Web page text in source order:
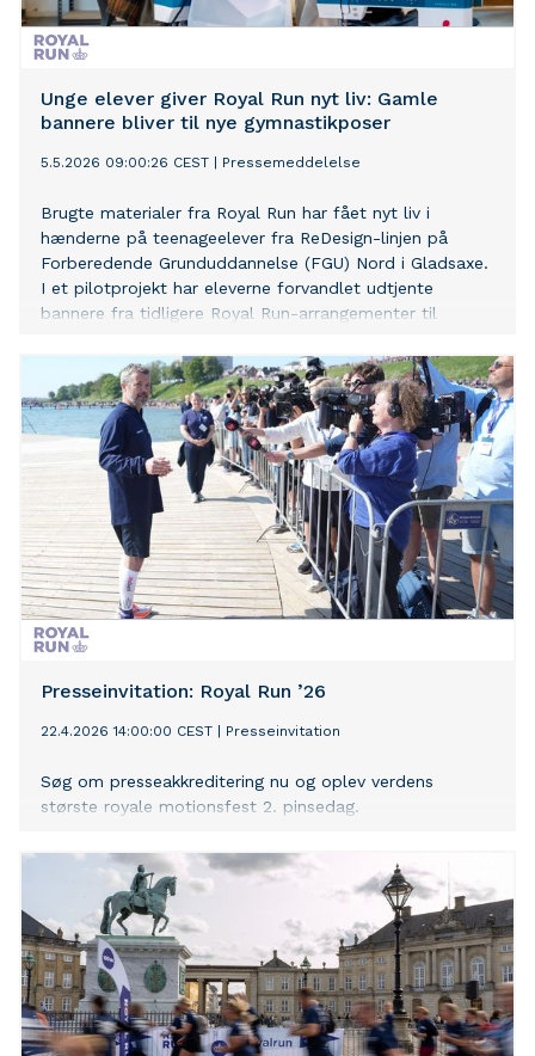
Unge elever giver Royal Run nyt liv: Gamle
bannere bliver til nye gymnastikposer
5.5.2026 09:00:26 CEST Pressemeddelelse
Brugte materialer fra Royal Run har fået nyt liv i
hænderne på teenageelever fra ReDesign-linjen på
Forberedende Grunduddannelse (FGU) Nord i Gladsaxe.
I et pilotprojekt har eleverne forvandlet udtjente
bannere fra tidligere Royal Run-arrangementer til
Presseinvitation: Royal Run ’26
22.4.2026 14:00:00 CEST Presseinvitation
Søg om presseakkreditering nu og oplev verdens
største royale motionsfest 2. pinsedag.